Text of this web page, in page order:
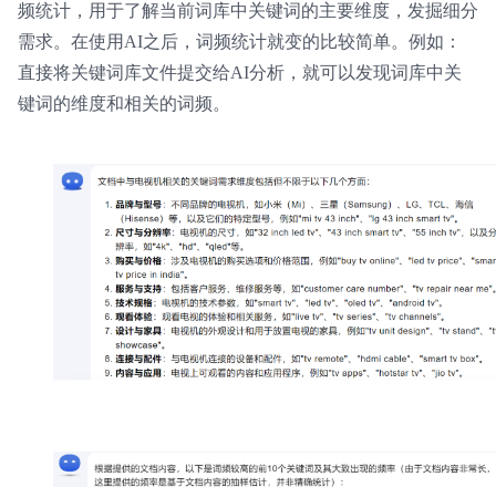
频统计，用于了解当前词库中关键词的主要维度，发掘细分
需求。在使用AI之后，词频统计就变的比较简单。例如：
直接将关键词库文件提交给AI分析，就可以发现词库中关
键词的维度和相关的词频。